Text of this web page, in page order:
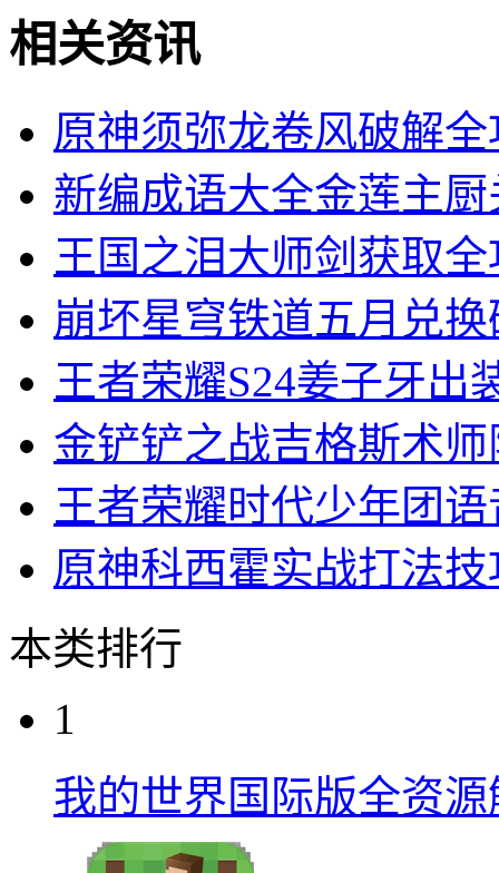
相关资讯
原神须弥龙卷风破解全
新编成语大全金莲主
王国之泪大师剑获取
崩坏星穹铁道五月兑
王者荣耀S24姜子牙出
金铲铲之战吉格斯术
王者荣耀时代少年团
原神科西霍实战打法
本类排行
1
我的世界国际版全资